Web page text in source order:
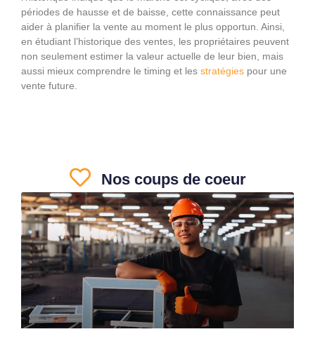
périodes de hausse et de baisse, cette connaissance peut
aider à planifier la vente au moment le plus opportun. Ainsi,
en étudiant l’historique des ventes, les propriétaires peuvent
non seulement estimer la valeur actuelle de leur bien, mais
aussi mieux comprendre le timing et les stratégies pour une
vente future.
Nos coups de coeur